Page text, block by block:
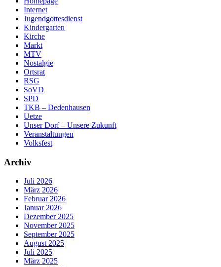
Internet
Jugendgottesdienst
Kindergarten
Kirche
Markt
MTV
Nostalgie
Ortsrat
RSG
SoVD
SPD
TKB – Dedenhausen
Uetze
Unser Dorf – Unsere Zukunft
Veranstaltungen
Volksfest
Archiv
Juli 2026
März 2026
Februar 2026
Januar 2026
Dezember 2025
November 2025
September 2025
August 2025
Juli 2025
März 2025